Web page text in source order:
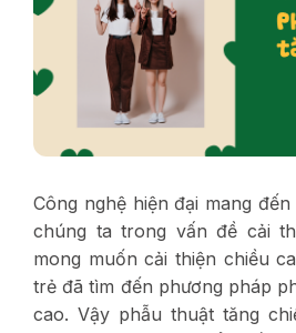
Công nghệ hiện đại mang
chúng ta trong vấn đề cải
mong muốn cải thiện chiều
trẻ đã tìm đến phương pháp
cao. Vậy phẫu thuật tăng